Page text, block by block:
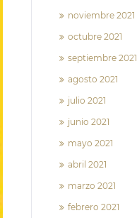
noviembre 2021
octubre 2021
septiembre 2021
agosto 2021
julio 2021
junio 2021
mayo 2021
abril 2021
marzo 2021
febrero 2021